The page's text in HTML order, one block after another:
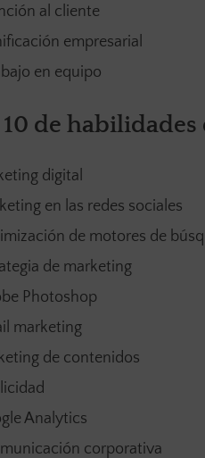
al cliente
empresarial
en equipo
10 de
digital
en las redes sociales
de motores de
de marketing
Photoshop
marketing
de contenidos
Analytics
corporativa